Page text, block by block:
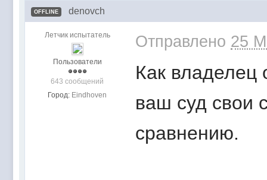
OFFLINE denovch
Летчик испытатель
Пользователи
643 сообщений
Город: Eindhoven
Отправлено 25
Как владелец
ваш суд свои
сравнению.